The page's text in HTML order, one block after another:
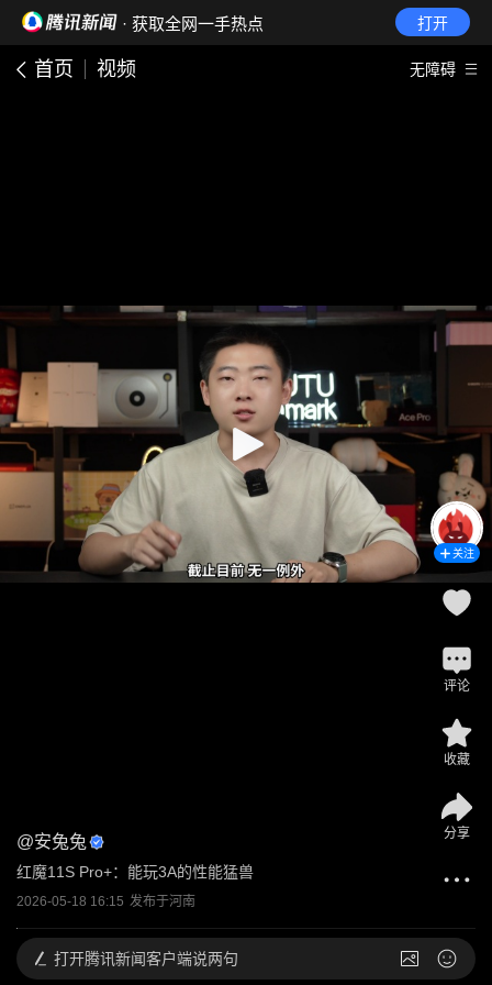
· 获取全网一手热点 打开
首页 视频 无障碍
@安兔兔
红魔11S Pro+：能玩3A的性能猛兽
2026-05-18 16:15 发布于河南
关注
评论
收藏
分享
打开腾讯新闻客户端说两句